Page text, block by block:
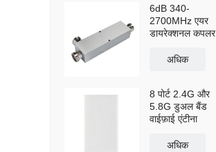
6dB 340-
2700MHz एयर
डायरेक्शनल कपलर
अधिक
8 पोर्ट 2.4G और
5.8G डुअल बैंड
वाईफ़ाई एंटीना
अधिक